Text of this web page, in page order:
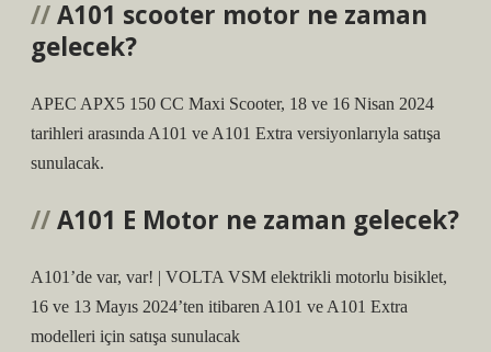
A101 scooter motor ne zaman
gelecek?
APEC APX5 150 CC Maxi Scooter, 18 ve 16 Nisan 2024
tarihleri ​​arasında A101 ve A101 Extra versiyonlarıyla satışa
sunulacak.
A101 E Motor ne zaman gelecek?
A101’de var, var! | VOLTA VSM elektrikli motorlu bisiklet,
16 ve 13 Mayıs 2024’ten itibaren A101 ve A101 Extra
modelleri için satışa sunulacak